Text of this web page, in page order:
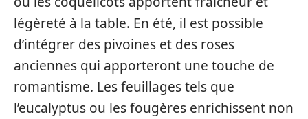
légèreté à la table. En été, il est possible
d’intégrer des pivoines et des roses
anciennes qui apporteront une touche de
romantisme. Les feuillages tels que
l’eucalyptus ou les fougères enrichissent non